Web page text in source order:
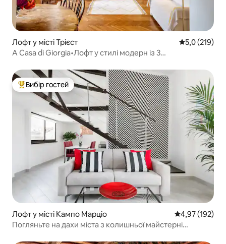
Лофт у місті Трієст Середня
5,0 (219)
A Casa di Giorgia•Лофт у стилі модерн із 3
Топ вибір гостей
Вибір гостей
Лофт у місті Кампо Марціо Середня
4,97 (192)
Погляньте на дахи міста з колишньої майстерні